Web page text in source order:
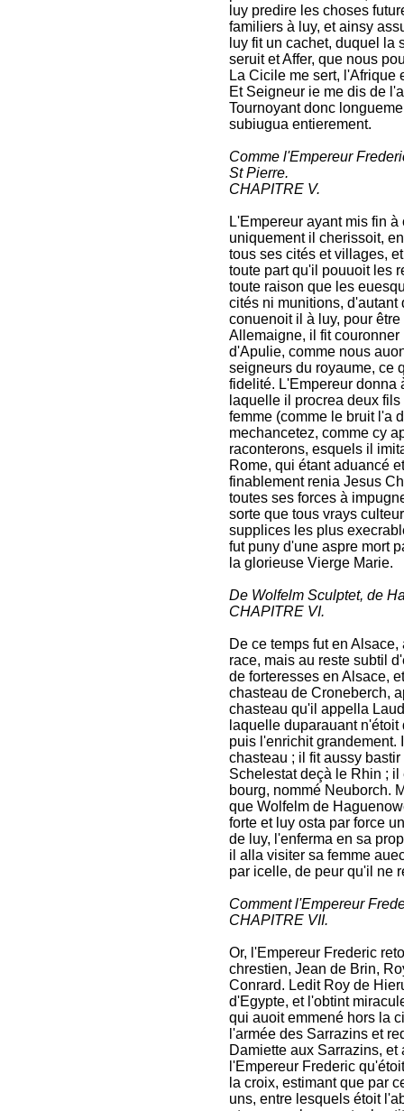
luy predire les choses
familiers à luy, et ainsy
luy fit un cachet, duquel
seruit et Affer, que nous
La Cicile me sert, l'Afrique
Et Seigneur ie me dis de
Tournoyant donc
subiugua entierement.
Comme l'Empereur
St Pierre.
CHAPITRE V.
L'Empereur ayant mis fin
uniquement il cherissoit,
tous ses cités et villages,
toute part qu'il pouuoit les
toute raison que les
cités ni munitions,
conuenoit il à luy, pour
Allemaigne, il fit
d'Apulie, comme nous
seigneurs du royaume, ce
fidelité. L'Empereur donna
laquelle il procrea deux
femme (comme le bruit l'a
mechancetez, comme cy
raconterons, esquels il
Rome, qui étant aduancé
finablement renia Jesus
toutes ses forces à
sorte que tous vrays
supplices les plus
fut puny d'une aspre mort
la glorieuse Vierge Marie.
De Wolfelm Sculptet, de
CHAPITRE VI.
De ce temps fut en
race, mais au reste subtil
de forteresses en Alsace,
chasteau de Croneberch,
chasteau qu'il appella
laquelle duparauant
puis l'enrichit grandement.
chasteau ; il fit aussy
Schelestat deçà le Rhin ;
bourg, nommé Neuborch.
que Wolfelm de
forte et luy osta par force
de luy, l'enferma en sa
il alla visiter sa femme
par icelle, de peur qu'il ne
Comment l'Empereur
CHAPITRE VII.
Or, l'Empereur Frederic
chrestien, Jean de Brin,
Conrard. Ledit Roy de
d'Egypte, et l'obtint
qui auoit emmené hors la
l'armée des Sarrazins et
Damiette aux Sarrazins,
l'Empereur Frederic
la croix, estimant que par
uns, entre lesquels étoit